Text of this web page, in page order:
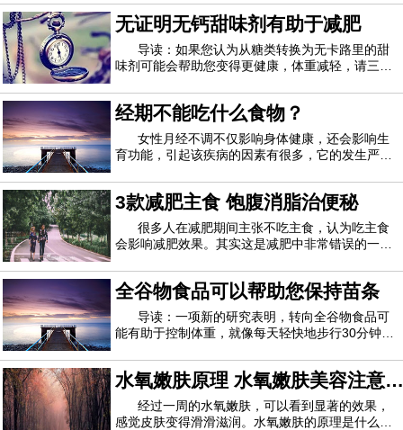
认为40岁的老人很老。即便如此，它在整个星期都
受到了很多媒体的关注，并提出了一个问题-40岁后
您的性欲发生了什么？女装随着女性进入
无证明无钙甜味剂有助于减肥
导读：如果您认为从糖类转换为无卡路里的甜
味剂可能会帮助您变得更健康，体重减轻，请三
研究数据进行的研究后得出的结论，经过多年的研
究，仍然只有非常微弱的证据表明，无热量的甜味
剂可能是有益的。研究人员研究了各种健康状况
经期不能吃什么食物？
女性月经不调不仅影响身体健康，还会影响生
育功能，引起该疾病的因素有很多，它的发生严重
定要重视月经不调，要注重调养。经期不能吃什么
食物？经期不能吃什么食物1、巧克力多数女性都
喜欢吃巧克力，平时如果吃过多的巧克力的话
3款减肥主食 饱腹消脂治便秘
很多人在减肥期间主张不吃主食，认为吃主食
会影响减肥效果。其实这是减肥中非常错误的一个
着方式去吃主食，不仅不会阻碍减肥，还有助于减
肥。下面编辑教你自制3款减肥主食，赶紧看看
吧。一、生菜油饭 500大卡/2人份用五谷饭做成
全谷物食品可以帮助您保持苗条
导读：一项新的研究表明，转向全谷物食品可
能有助于控制体重，就像每天轻快地步行30分钟一
以降低人体在消化过程中吸收的卡路里数量并加快
新陈代谢。他是一名营养科学家，在博士学位期间
从事这项研究。波士顿塔夫茨大学营养专业
水氧嫩肤原理 水氧嫩肤美容注意
事项经过一周的水氧嫩肤，可以看到显著的效果，
感觉皮肤变得滑滑滋润。水氧嫩肤的原理是什么？